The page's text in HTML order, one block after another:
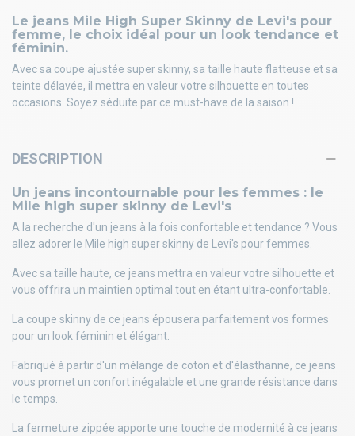
Le jeans Mile High Super Skinny de Levi's pour
femme, le choix idéal pour un look tendance et
féminin.
Avec sa coupe ajustée super skinny, sa taille haute flatteuse et sa
teinte délavée, il mettra en valeur votre silhouette en toutes
occasions. Soyez séduite par ce must-have de la saison !
DESCRIPTION
Un jeans incontournable pour les femmes : le
Mile high super skinny de Levi's
A la recherche d'un jeans à la fois confortable et tendance ? Vous
allez adorer le Mile high super skinny de Levi's pour femmes.
Avec sa taille haute, ce jeans mettra en valeur votre silhouette et
vous offrira un maintien optimal tout en étant ultra-confortable.
La coupe skinny de ce jeans épousera parfaitement vos formes
pour un look féminin et élégant.
Fabriqué à partir d'un mélange de coton et d'élasthanne, ce jeans
vous promet un confort inégalable et une grande résistance dans
le temps.
La fermeture zippée apporte une touche de modernité à ce jeans